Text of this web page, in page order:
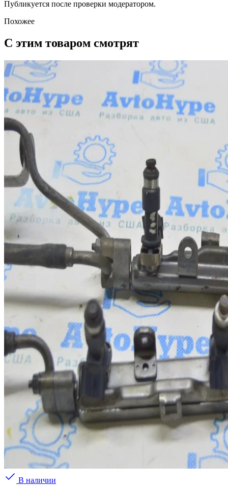
Публикуется после проверки модератором.
Похожее
С этим товаром смотрят
В наличии